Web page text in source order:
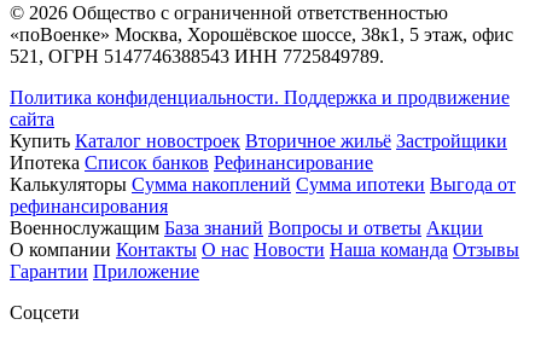
© 2026 Общество с ограниченной ответственностью
«поВоенке» Москва, Хорошёвское шоссе, 38к1, 5 этаж, офис
521, ОГРН 5147746388543 ИНН 7725849789.
Политика конфиденциальности. Поддержка и продвижение
сайта
Купить Каталог новостроек Вторичное жильё Застройщики
Ипотека Список банков Рефинансирование
Калькуляторы Сумма накоплений Сумма ипотеки Выгода от
рефинансирования
Военнослужащим База знаний Вопросы и ответы Акции
О компании Контакты О нас Новости Наша команда Отзывы
Гарантии Приложение
Соцсети